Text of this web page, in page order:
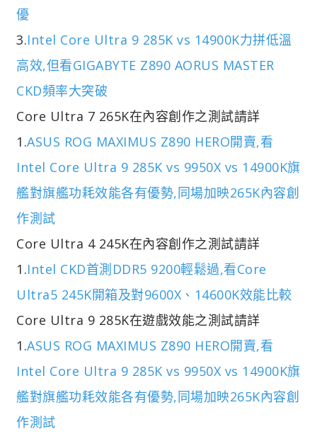
優
3.Intel Core Ultra 9 285K vs 14900K力拼低溫
高效,但看GIGABYTE Z890 AORUS MASTER
CKD頻率大突破
Core Ultra 7 265K在內容創作之測試請詳
1.ASUS ROG MAXIMUS Z890 HERO開賣,看
Intel Core Ultra 9 285K vs 9950X vs 14900K旗
艦對旗艦功耗效能各有優勢,同場加映265K內容創
作測試
Core Ultra 4 245K在內容創作之測試請詳
1.Intel CKD首測DDR5 9200輕鬆過,看Core
Ultra5 245K開箱及對9600X、14600K效能比較
Core Ultra 9 285K在遊戲效能之測試請詳
1.ASUS ROG MAXIMUS Z890 HERO開賣,看
Intel Core Ultra 9 285K vs 9950X vs 14900K旗
艦對旗艦功耗效能各有優勢,同場加映265K內容創
作測試